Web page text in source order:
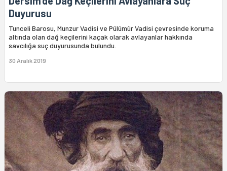
Duyurusu
Tunceli Barosu, Munzur Vadisi ve Pülümür Vadisi çevresinde koruma
altında olan dağ keçilerini kaçak olarak avlayanlar hakkında
savcılığa suç duyurusunda bulundu.
30 Aralık 2019